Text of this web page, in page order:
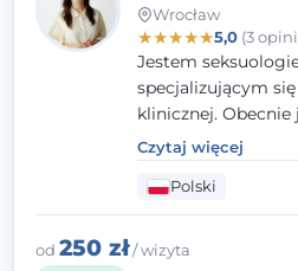
Wrocław
★★★★★5,0(3
Jestem
specjalizującym
klinicznej.
szkolenia na
systemowego.
nadzwyczajnego Wielkopolskiego
Towarzystwa
należę do
Czytaj więcej
Polski
od 250 zł/ wizyta